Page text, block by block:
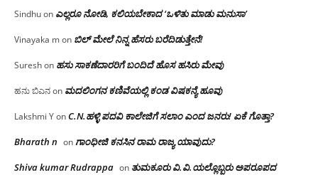
Sindhuon ಎಲ್ಲರೂ ನೋಡಿ, ಕಲಿಯಬೇಕಾದ ‘ಒಳಿತು ಮಾಡು ಮನುಸಾ’
Vinayaka mon ಬಿಲ್ ಮೇಲೆ ನಿನ್ನ ಹೆಸರು ಬರೆದಿಡುತ್ತೇನೆ!
Sureshon ಹಸು ಸಾಕಣೆದಾರರಿಗೆ ಬಂದಿದೆ ಹೊಸ ಹಸಿರು ಮೇವು
ಹನು ಬಿಎನon ಮದಲಿಂಗನ ಕಣಿವೆಯಲ್ಲಿ ಕಂಡ ವಿಷಕನ್ಯೆ ಹೂವು
Lakshmi YonC.N.ಹಳ್ಳಿ ಪದವಿ ಕಾಲೇಜಿಗೆ ಸಲಾಂ‌ ಎಂದ ಜನರು! ಏಕೆ ಗೊತ್ತಾ?
Bharath n onಗಾಂಧೀಜಿ ಕನಸಿನ ರಾಮ ರಾಜ್ಯ ಯಾವುದು?
Shiva kumar Rudrappa on ತುಮಕೂರು‌ ವಿ.ವಿ.ಯಲ್ಲೊಬ್ಬರು ಅಪರೂಪದ